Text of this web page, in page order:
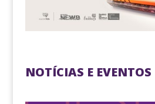
NOTÍCIAS E EVENTOS